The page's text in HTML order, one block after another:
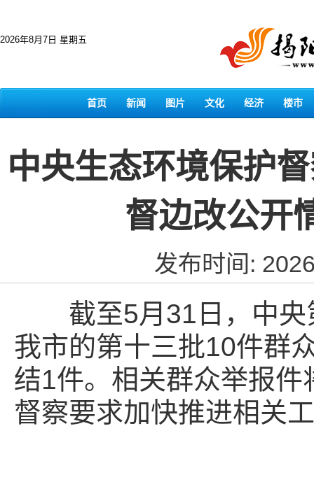
2026年8月7日 星期五
首页 新闻 图片 文化 经济 楼市
中央生态环境保护
督边改公开
发布时间:
截至5月31日，中央
我市的第十三批10件群
结1件。相关群众举报
督察要求加快推进相关